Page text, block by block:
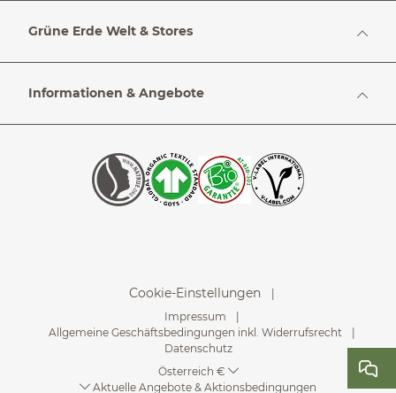
Grüne Erde Welt & Stores
Informationen & Angebote
Aktuelle Angebote & Aktionsbedingungen
Cookie-Einstellungen
Impressum
Allgemeine Geschäftsbedingungen inkl. Widerrufsrecht
Datenschutz
Österreich €